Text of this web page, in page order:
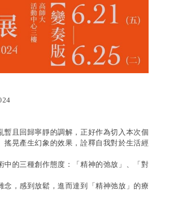
暫且回歸寧靜的調解，正好作為切入本次個
晃產生幻象的效果，詮釋自我對於生活經
的三種創作態度：「精神的弛放」、「對
，感到放鬆，進而達到「精神弛放」的療